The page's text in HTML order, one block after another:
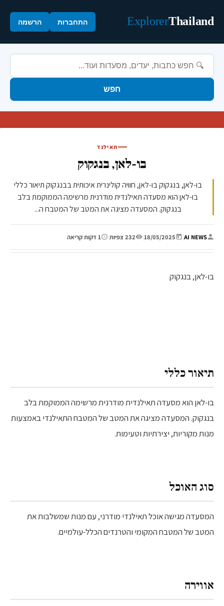
Thailand
Explorer התחברות הרשמה
חפש
תאילנד
בו-לאן, בנגקוק
בו-לאן, בנגקוק בו-לאן, חוויה קולינרית איכותית בבנגקוק תיאור כללי
בו-לאן הוא מסעדה תאילנדית מודרנית מרשימה הממוקמת בלב
בנגקוק. המסעדה מציגה את המטב של המטבח ה...
AI NEWS
|
18/05/2025
| 232 צפיות | 1 דקות קריאה
בו-לאן, בנגקוק
תיאור כללי
בו-לאן הוא מסעדה תאילנדית מודרנית מרשימה הממוקמת בלב
בנגקוק. המסעדה מציגה את המטב של המטבח התאילנדי באמצעות
מנות מקוריות, יצירתיות וטעימות.
סוג האוכל
המסעדה מגישה אוכל תאילנדי מודרני, עם מנות שמשלבות את
המטב של המטבח המקומי והטרנדים הכלל-עולמיים.
אווירה